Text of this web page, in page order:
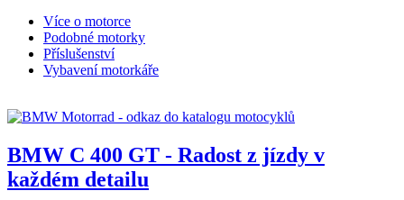
Více o motorce
Podobné motorky
Příslušenství
Vybavení motorkáře
BMW C 400 GT - Radost z jízdy v
každém detailu